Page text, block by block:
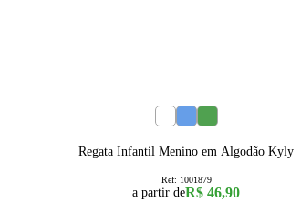
Regata Infantil Menino em Algodão Kyly
Ref: 1001879
a partir deR$ 46,90